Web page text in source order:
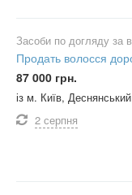
Засоби по догляду за
Продать волосся
87 000 грн.
із м. Київ, Деснянський
2 серпня